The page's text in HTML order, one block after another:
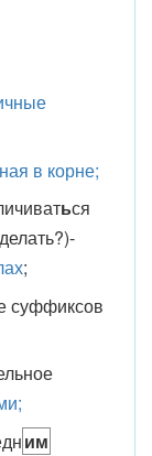
в корне;
ься
;
суффиксов
им